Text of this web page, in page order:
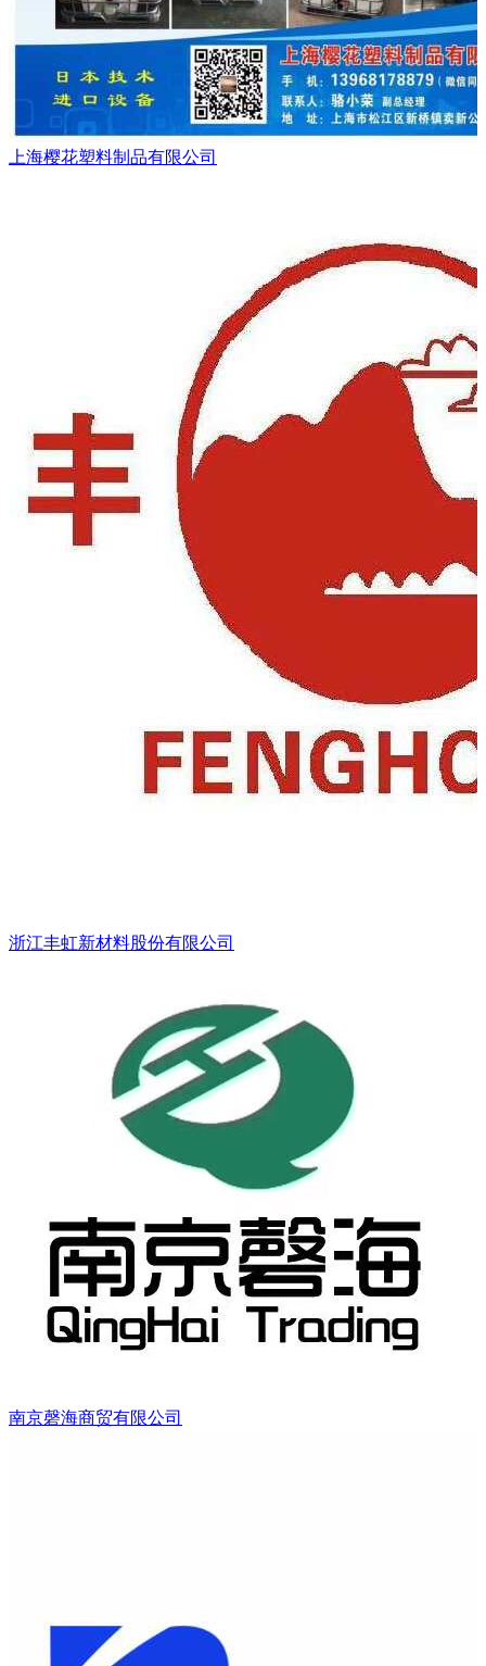
上海樱花塑料制品有限公司
浙江丰虹新材料股份有限公司
南京磬海商贸有限公司